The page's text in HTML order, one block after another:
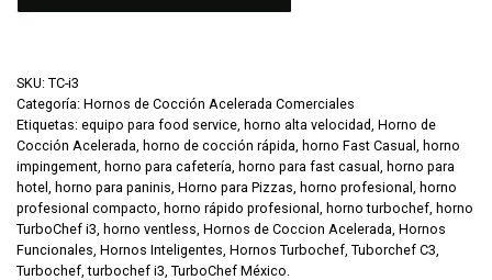
SKU: TC-i3
Categoría: Hornos de Cocción Acelerada Comerciales
Etiquetas: equipo para food service horno alta velocidad Horno de
Cocción Acelerada horno de cocción rápida horno Fast Casual horno
impingement horno para cafetería horno para fast casual horno para
hotel horno para paninis Horno para Pizzas horno profesional horno
profesional compacto horno rápido profesional horno turbochef horno
TurboChef i3 horno ventless Hornos de Coccion Acelerada Hornos
Funcionales Hornos Inteligentes Hornos Turbochef Tuborchef C3
Turbochef ,turbochef i3 TurboChef México.